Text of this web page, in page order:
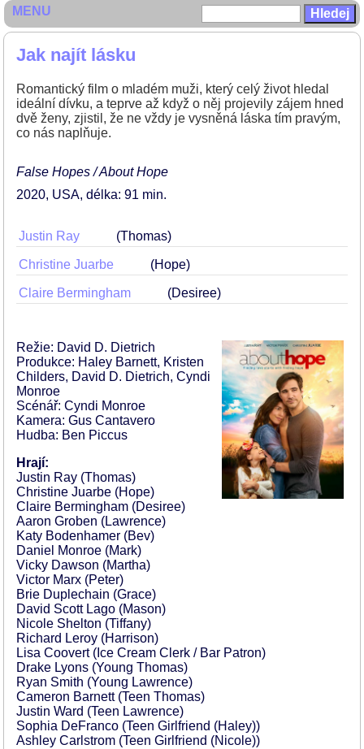
Jak najít lásku
Romantický film o mladém muži, který celý život hledal
ideální dívku, a teprve až když o něj projevily zájem hned
dvě ženy, zjistil, že ne vždy je vysněná láska tím pravým,
co nás naplňuje.
False Hopes / About Hope
2020 USA délka: 91 min
Justin Ray (Thomas)
Christine Juarbe (Hope)
Claire Bermingham (Desiree)
Režie: David D. Dietrich
Produkce: Haley Barnett, Kristen
Childers, David D. Dietrich, Cyndi
Monroe
Scénář: Cyndi Monroe
Kamera: Gus Cantavero
Hudba: Ben Piccus
Hrají:
Justin Ray (Thomas)
Christine Juarbe (Hope)
Claire Bermingham (Desiree)
Aaron Groben (Lawrence)
Katy Bodenhamer (Bev)
Daniel Monroe (Mark)
Vicky Dawson (Martha)
Victor Marx (Peter)
Brie Duplechain (Grace)
David Scott Lago (Mason)
Nicole Shelton (Tiffany)
Richard Leroy (Harrison)
Lisa Coovert (Ice Cream Clerk / Bar Patron)
Drake Lyons (Young Thomas)
Ryan Smith (Young Lawrence)
Cameron Barnett (Teen Thomas)
Justin Ward (Teen Lawrence)
Sophia DeFranco (Teen Girlfriend (Haley))
Ashley Carlstrom (Teen Girlfriend (Nicole))
MENU